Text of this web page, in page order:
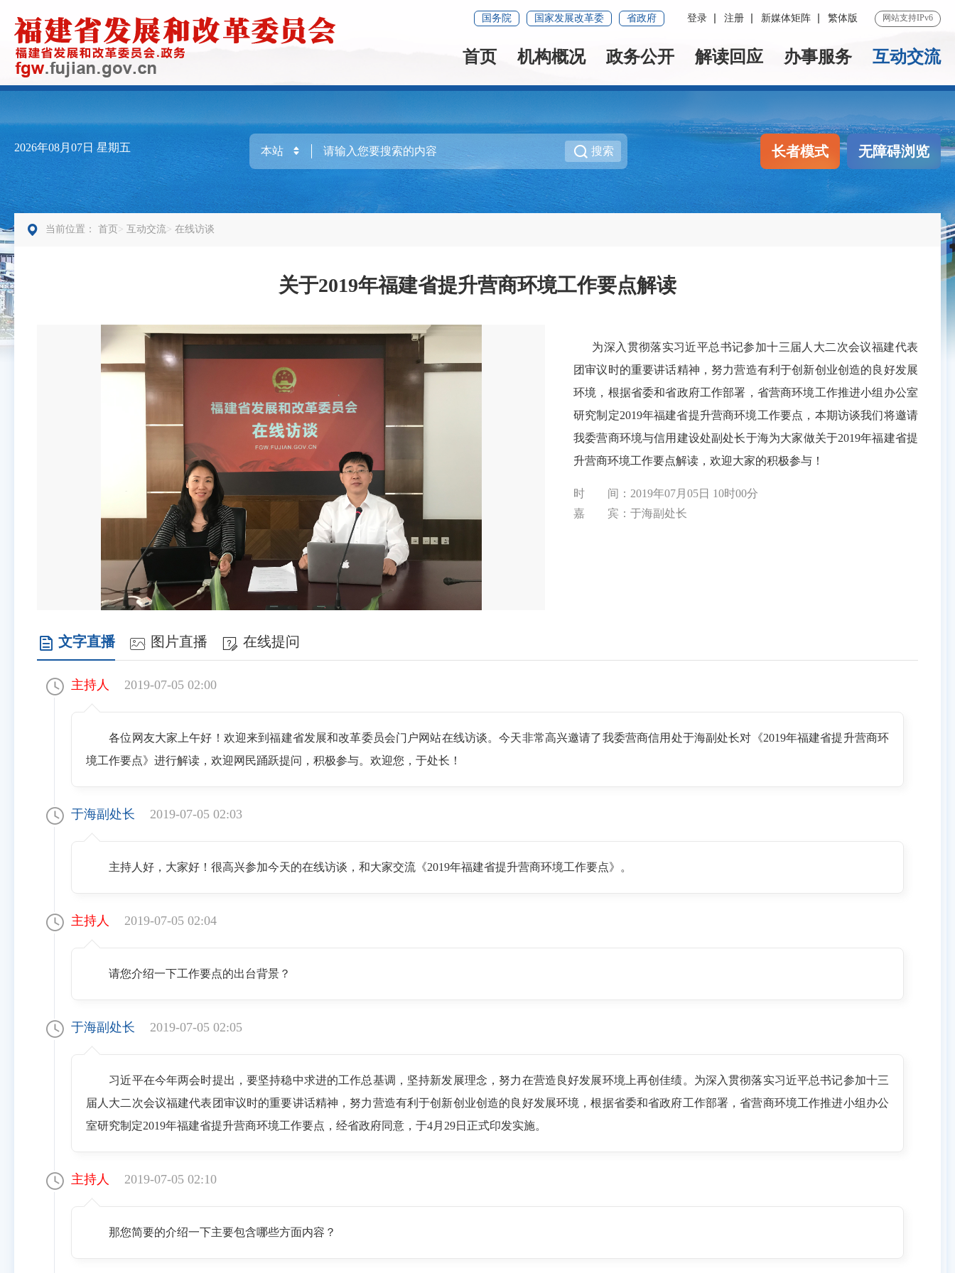
国务院 国家发展改革委 省政府 登录 注册 新媒体矩阵 繁体版 网站支持IPv6
首页 机构概况 政务公开 解读回应 办事服务 互动交流
2026年08月07日 星期五 搜索 长者模式 无障碍浏览
当前位置： 首页 互动交流 在线访谈
关于2019年福建省提升营商环境工作要点解读
为深入贯彻落实习近平总书记参加十三届人大二次会议福建代表
团审议时的重要讲话精神，努力营造有利于创新创业创造的良好发展
环境，根据省委和省政府工作部署，省营商环境工作推进小组办公室
研究制定2019年福建省提升营商环境工作要点，本期访谈我们将邀请
我委营商环境与信用建设处副处长于海为大家做关于2019年福建省提
升营商环境工作要点解读，欢迎大家的积极参与！
时 间：2019年07月05日 10时00分
嘉 宾：于海副处长
文字直播 图片直播 在线提问
主持人 2019-07-05 02:00
各位网友大家上午好！欢迎来到福建省发展和改革委员会门户网站在线访谈。今天非常高兴邀请了我委营商信用处于海副处长对《2019年福建省提升营商环
境工作要点》进行解读，欢迎网民踊跃提问，积极参与。欢迎您，于处长！
于海副处长 2019-07-05 02:03
主持人好，大家好！很高兴参加今天的在线访谈，和大家交流《2019年福建省提升营商环境工作要点》。
主持人 2019-07-05 02:04
请您介绍一下工作要点的出台背景？
于海副处长 2019-07-05 02:05
习近平在今年两会时提出，要坚持稳中求进的工作总基调，坚持新发展理念，努力在营造良好发展环境上再创佳绩。为深入贯彻落实习近平总书记参加十三
届人大二次会议福建代表团审议时的重要讲话精神，努力营造有利于创新创业创造的良好发展环境，根据省委和省政府工作部署，省营商环境工作推进小组办公
室研究制定2019年福建省提升营商环境工作要点，经省政府同意，于4月29日正式印发实施。
主持人 2019-07-05 02:10
那您简要的介绍一下主要包含哪些方面内容？